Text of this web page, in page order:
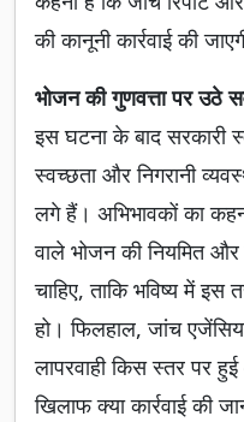
की कानूनी कार्रवाई की
भोजन की गुणवत्ता पर उठे
इस घटना के बाद सरकारी
स्वच्छता और निगरानी
लगे हैं। अभिभावकों का
वाले भोजन की नियमित और
चाहिए, ताकि भविष्य में इस
हो। फिलहाल, जांच
लापरवाही किस स्तर पर
खिलाफ क्या कार्रवाई की